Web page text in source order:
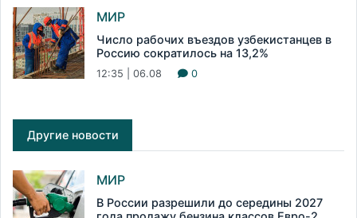
МИР
Число рабочих въездов узбекистанцев в
Россию сократилось на 13,2%
12:35 | 06.08 0
Другие новости
МИР
В России разрешили до середины 2027